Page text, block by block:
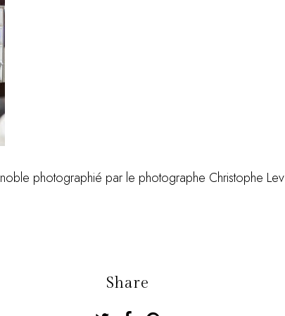
photographié par le photographe Christophe
Share